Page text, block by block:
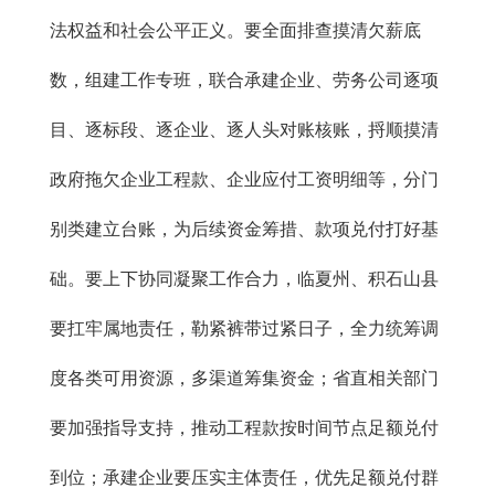
法权益和社会公平正义。要全面排查摸清欠薪底
数，组建工作专班，联合承建企业、劳务公司逐项
目、逐标段、逐企业、逐人头对账核账，捋顺摸清
政府拖欠企业工程款、企业应付工资明细等，分门
别类建立台账，为后续资金筹措、款项兑付打好基
础。要上下协同凝聚工作合力，临夏州、积石山县
要扛牢属地责任，勒紧裤带过紧日子，全力统筹调
度各类可用资源，多渠道筹集资金；省直相关部门
要加强指导支持，推动工程款按时间节点足额兑付
到位；承建企业要压实主体责任，优先足额兑付群